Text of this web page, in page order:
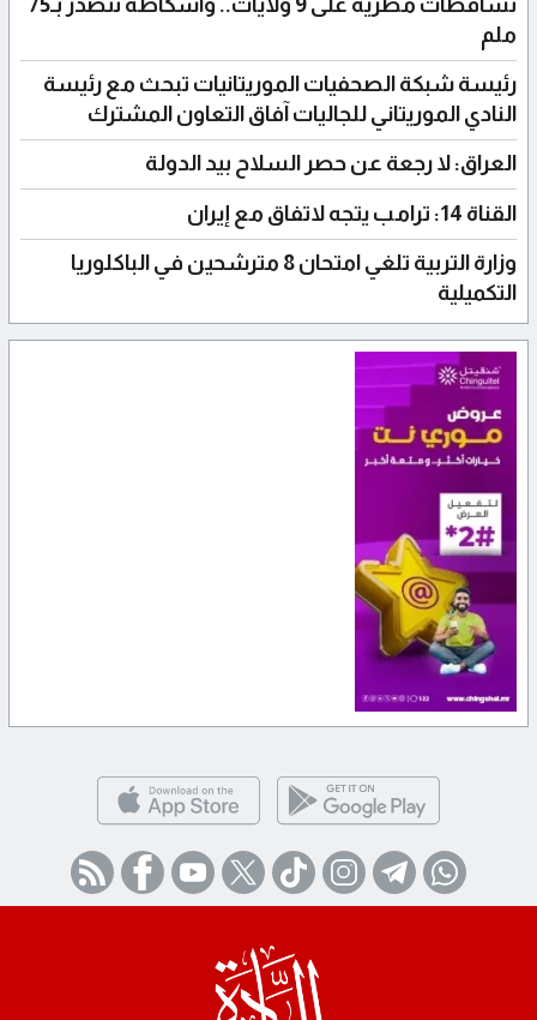
ملم
رئيسة شبكة الصحفيات الموريتانيات تبحث مع رئيسة
النادي الموريتاني للجاليات آفاق التعاون المشترك
العراق: لا رجعة عن حصر السلاح بيد الدولة
القناة 14: ترامب يتجه لاتفاق مع إيران
وزارة التربية تلغي امتحان 8 مترشحين في الباكلوريا
التكميلية